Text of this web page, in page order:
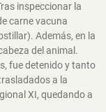
inspeccionar la
carne vacuna
Además, en la
del animal.
fue detenido y tanto
a la
XI, quedando a